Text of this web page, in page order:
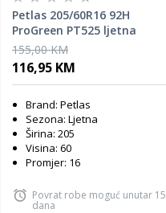
Petlas 205/60R16 92H
ProGreen PT525 ljetna
guma
155,00 KM
116,95 KM
Brand: Petlas
Sezona: Ljetna
Širina: 205
Visina: 60
Promjer: 16
Povrat robe moguć unutar 15
dana